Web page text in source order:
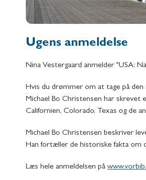
Ugens anmeldelse
Nina Vestergaard anmelder "USA:
Hvis du drømmer om at tage på
Michael Bo Christensen har skrevet
Californien, Colorado, Texas og de
Michael Bo Christensen beskriver
Han fortæller de historiske fakta om
Læs hele anmeldelsen på